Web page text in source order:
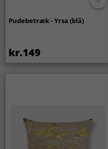
Pudebetræk - Yrsa (blå)
kr.149